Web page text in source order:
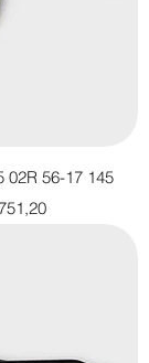
02R 56-17 145
Fiyat